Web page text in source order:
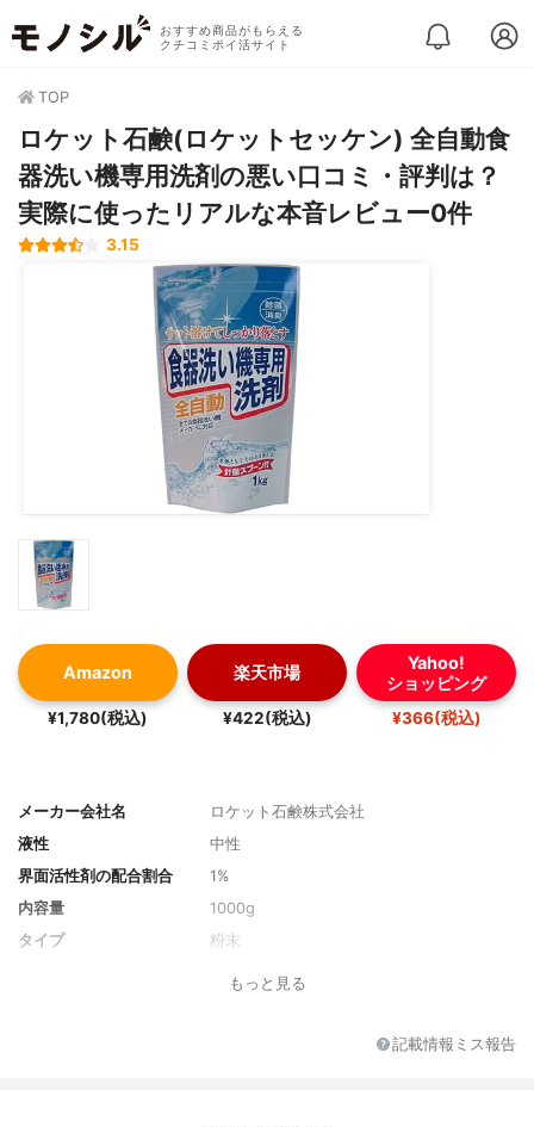
おすすめ商品がもらえる
クチコミポイ活サイト
TOP
ロケット石鹸(ロケットセッケン) 全自動食
器洗い機専用洗剤の悪い口コミ・評判は？
実際に使ったリアルな本音レビュー0件
3.15
Amazon
¥1,780(税込)
楽天市場
¥422(税込)
Yahoo!
ショッピング
¥366(税込)
メーカー会社名
ロケット石鹸株式会社
液性
中性
界面活性剤の配合割合
1%
内容量
1000g
タイプ
粉末
もっと見る
記載情報ミス報告